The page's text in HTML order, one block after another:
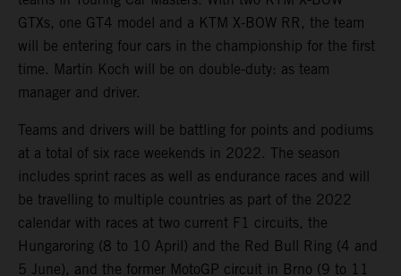
GTXs, one GT4 model and a KTM X-BOW RR, the team
will be entering four cars in the championship for the first
time. Martin Koch will be on double-duty: as team
manager and driver.
Teams and drivers will be battling for points and podiums
at a total of six race weekends in 2022. The season
includes sprint races as well as endurance races and will
be travelling to multiple countries as part of the 2022
calendar with races at two current F1 circuits, the
Hungaroring (8 to 10 April) and the Red Bull Ring (4 and
5 June), and the former MotoGP circuit in Brno (9 to 11